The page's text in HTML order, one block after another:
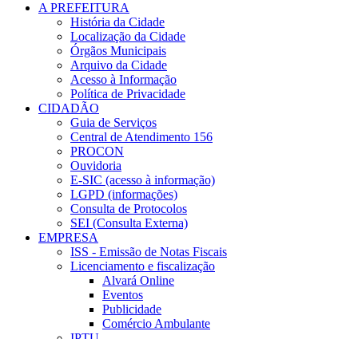
A PREFEITURA
História da Cidade
Localização da Cidade
Órgãos Municipais
Arquivo da Cidade
Acesso à Informação
Política de Privacidade
CIDADÃO
Guia de Serviços
Central de Atendimento 156
PROCON
Ouvidoria
E-SIC (acesso à informação)
LGPD (informações)
Consulta de Protocolos
SEI (Consulta Externa)
EMPRESA
ISS - Emissão de Notas Fiscais
Licenciamento e fiscalização
Alvará Online
Eventos
Publicidade
Comércio Ambulante